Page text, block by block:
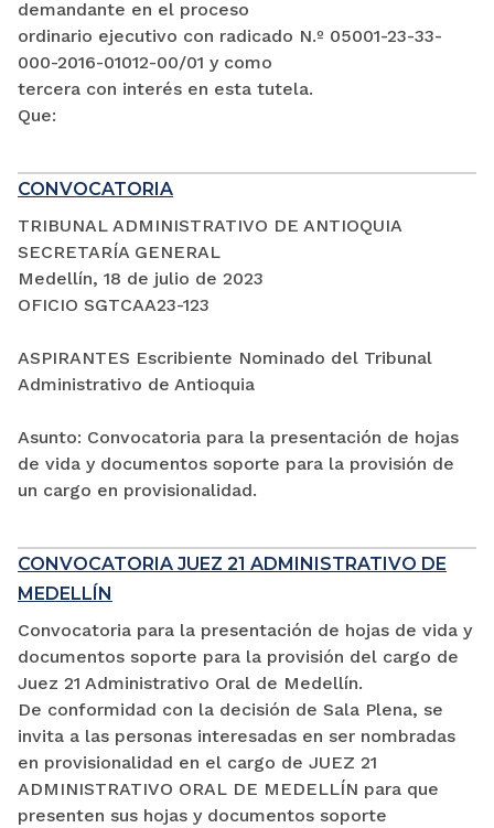
demandante en el proceso
ordinario ejecutivo con radicado N.º 05001-23-33-
000-2016-01012-00/01 y como
tercera con interés en esta tutela.
Que:
CONVOCATORIA
TRIBUNAL ADMINISTRATIVO DE ANTIOQUIA
SECRETARÍA GENERAL
Medellín, 18 de julio de 2023
OFICIO SGTCAA23-123
ASPIRANTES Escribiente Nominado del Tribunal
Administrativo de Antioquia
Asunto: Convocatoria para la presentación de hojas
de vida y documentos soporte para la provisión de
un cargo en provisionalidad.
CONVOCATORIA JUEZ 21 ADMINISTRATIVO DE
MEDELLÍN
Convocatoria para la presentación de hojas de vida y
documentos soporte para la provisión del cargo de
Juez 21 Administrativo Oral de Medellín.
De conformidad con la decisión de Sala Plena, se
invita a las personas interesadas en ser nombradas
en provisionalidad en el cargo de JUEZ 21
ADMINISTRATIVO ORAL DE MEDELLÍN para que
presenten sus hojas y documentos soporte